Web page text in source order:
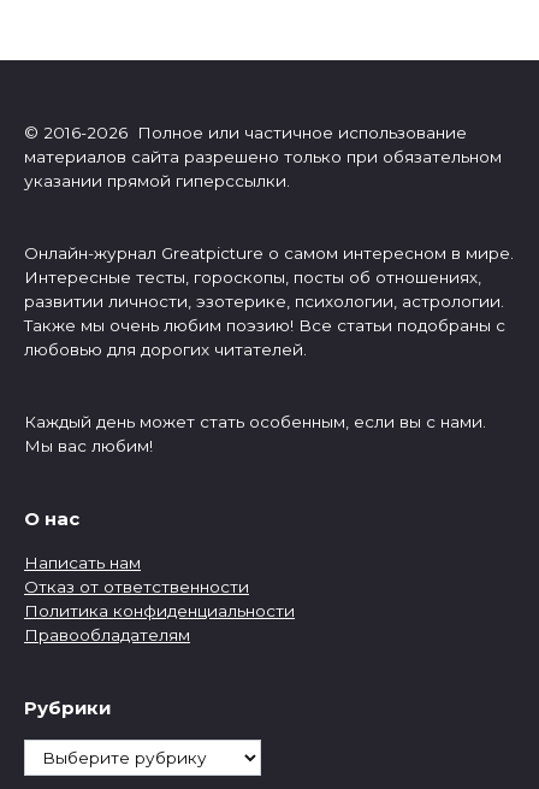
© 2016-2026 Полное или частичное использование
материалов сайта разрешено только при обязательном
указании прямой гиперссылки.
Онлайн-журнал Greatpicture о самом интересном в мире.
Интересные тесты, гороскопы, посты об отношениях,
развитии личности, эзотерике, психологии, астрологии.
Также мы очень любим поэзию! Все статьи подобраны с
любовью для дорогих читателей.
Каждый день может стать особенным, если вы с нами.
Мы вас любим!
О нас
Написать нам
Отказ от ответственности
Политика конфиденциальности
Правообладателям
Рубрики
Рубрики